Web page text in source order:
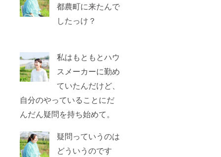
都農町に来たんで
したっけ？
私はもともとハウ
スメーカーに勤め
ていたんだけど、
自分のやっていることにだ
んだん疑問を持ち始めて。
疑問っていうのは
どういうのです